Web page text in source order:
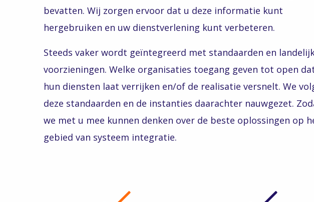
bevatten. Wij zorgen ervoor dat u deze informatie kunt
hergebruiken en uw dienstverlening kunt verbeteren.
Steeds vaker wordt geïntegreerd met standaarden en
voorzieningen. Welke organisaties toegang geven tot open
hun diensten laat verrijken en/of de realisatie versnelt. We
deze standaarden en de instanties daarachter nauwgezet.
we met u mee kunnen denken over de beste oplossingen op
gebied van systeem integratie.